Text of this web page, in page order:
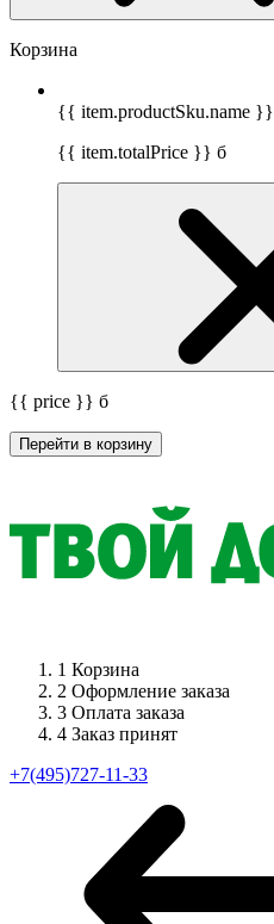
Корзина
{{ item.productSku.name }}
{{ item.totalPrice }} б
{{ price }} б
Перейти в корзину
1 Корзина
2 Оформление заказа
3 Оплата заказа
4 Заказ принят
+7(495)727-11-33